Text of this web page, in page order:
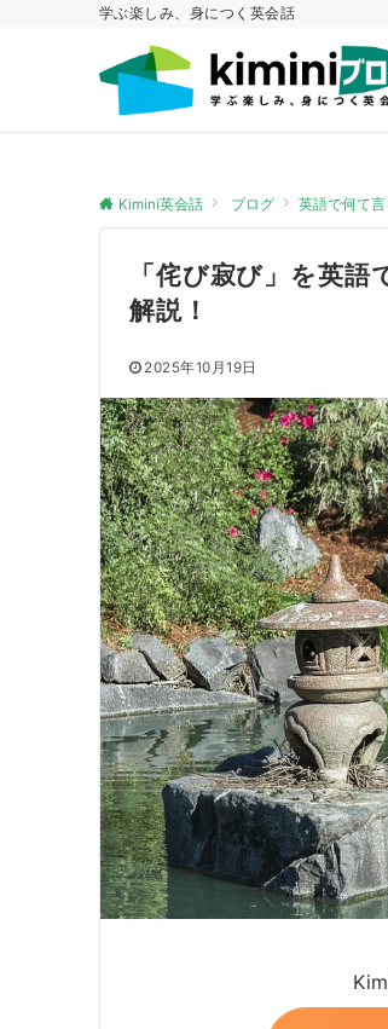
学ぶ楽しみ、身につく英会話
Kimini英会話 ブログ 英語で何て言
「侘び寂び」を英
解説！
2025年10月19日